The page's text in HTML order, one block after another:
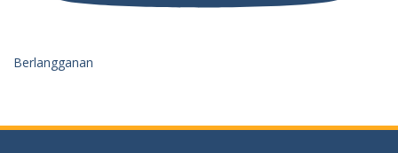
Berlangganan